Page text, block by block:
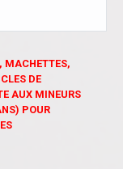
MACHETTES,
DE
AUX MINEURS
POUR